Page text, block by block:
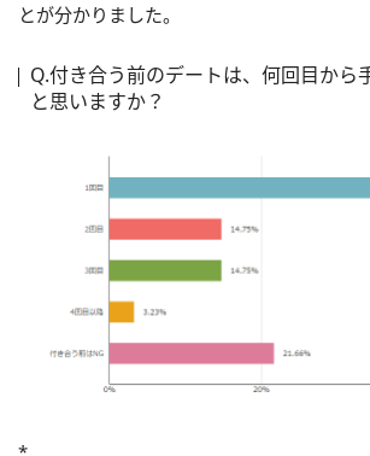
とが分かりました。
Q.付き合う前のデートは、何回目から
と思いますか？